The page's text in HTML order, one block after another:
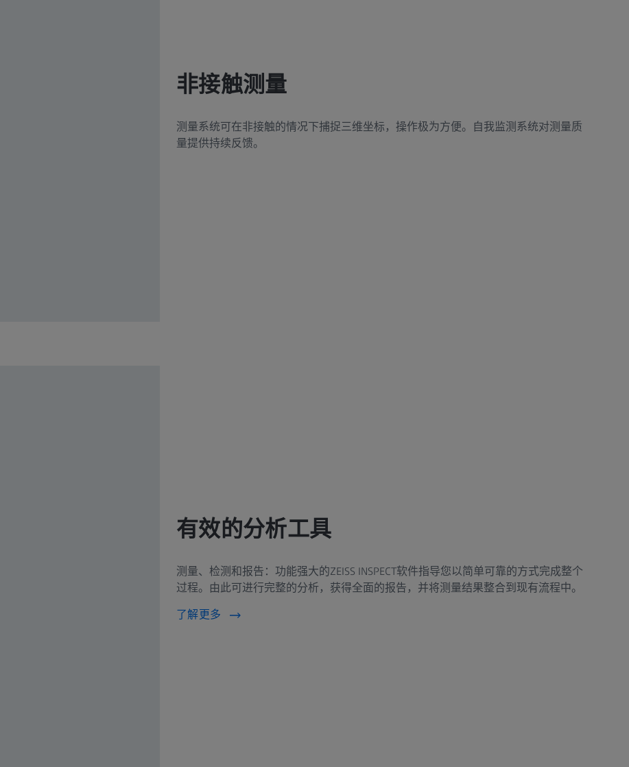
非接触测量
测量系统可在非接触的情况下捕捉三维坐标，操作极为方便。自我监测系统对测量质
量提供持续反馈。
有效的分析工具
测量、检测和报告：功能强大的ZEISS INSPECT软件指导您以简单可靠的方式完成整个
过程。由此可进行完整的分析，获得全面的报告，并将测量结果整合到现有流程中。
了解更多